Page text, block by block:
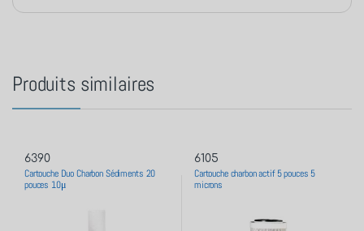
Produits similaires
6390
Cartouche Duo Charbon Sédiments 20
pouces 10μ
6105
Cartouche charbon actif 5 pouces 5
microns